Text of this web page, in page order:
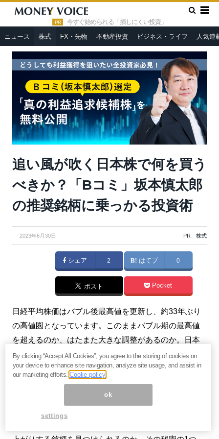
PR 今すぐ始められる「損しにくい投資」
ニュース 株式 FX・先物 不動産投資 ビジネス・ライフ 人気連
HOME » PR »
追い風が吹く日本株で何を買うべきか？「Bコ
ミ」坂本慎太郎の推奨銘柄に乗っかる投資術
追い風が吹く日本株で何を買う
べきか？「Bコミ」坂本慎太郎
の推奨銘柄に乗っかる投資術
2023年6月30日 PR、 株式
シェア 2 はてブ 0
ポスト Pocket
日経平均株価はバブル後最高値を更新し、約33年ぶり
の高値圏となっています。このままバブル期の最高値
を超えるのか、はたまた大きな調整があるのか。日本
の個人投資家はもちろん、海外のファンドや投資家た
ちも日本株の行く末に注目しています。そんななか、
マーチャントブレインズ投資顧問が運営する『
』（以下、株エヴァ
By clicking “Accept All Cookies”, you agree to the storing of cookies on
your device to enhance site navigation, analyze site usage, and assist in
our marketing efforts.Coolie policy
ok
settings